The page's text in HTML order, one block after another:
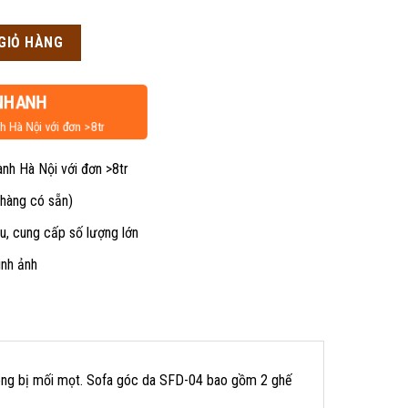
HÀNG
Hà Nội với đơn >8tr
Hà Nội với đơn >8tr
có sẵn)
cung cấp số lượng lớn
ảnh
bị mối mọt. Sofa góc da SFD-04 bao gồm 2 ghế